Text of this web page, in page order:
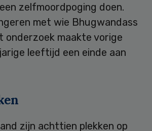
zelfmoordpoging doen.
met wie Bhugwandass
onderzoek maakte vorige
leeftijd een einde aan
zijn achttien plekken op